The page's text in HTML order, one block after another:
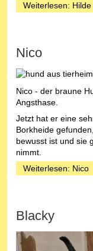
Weiterlesen: Hilde
Nico
Nico - der braune
Angsthase.
Jetzt hat er eine
Borkheide
bewusst ist und sie
nimmt.
Weiterlesen: Nico
Blacky